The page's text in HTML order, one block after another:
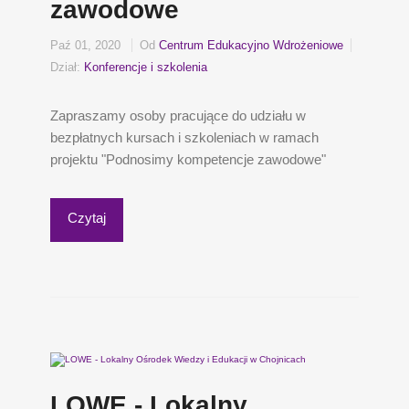
zawodowe
Paź 01, 2020 OdCentrum Edukacyjno Wdrożeniowe
Dział: Konferencje i szkolenia
Zapraszamy osoby pracujące do udziału w
bezpłatnych kursach i szkoleniach w ramach
projektu "Podnosimy kompetencje zawodowe"
Czytaj